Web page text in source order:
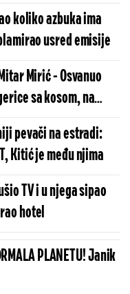
koliko azbuka ima
usred emisije
Mirić - Osvanuo
sa kosom, na
pevači na estradi:
Kitić je među njima
TV i u njega sipao
hotel
PLANETU! Janik